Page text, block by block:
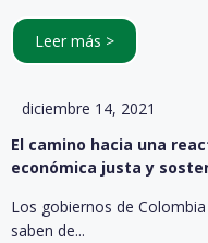
Leer más >
diciembre 14, 2021
El camino hacia una
económica justa y
Los gobiernos de
saben de...